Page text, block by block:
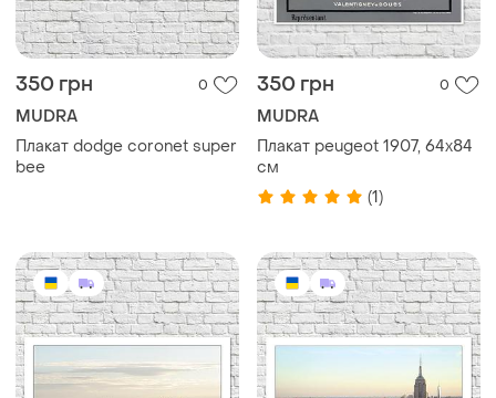
350 грн 0
MUDRA
Плакат dodge coronet super
bee
350 грн 0
MUDRA
Плакат peugeot 1907, 64x84
см
(1)